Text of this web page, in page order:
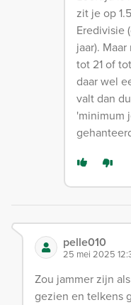
zit je op
Eredivisie
jaar).
tot 21 of
daar wel
valt dan
'minimum
pelle010
25 mei 2025
Zou jammer zijn
gezien en telkens